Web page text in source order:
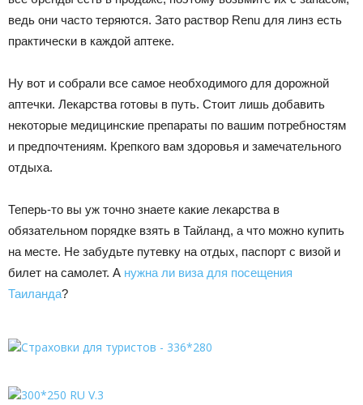
ведь они часто теряются. Зато раствор Renu для линз есть
практически в каждой аптеке.
Ну вот и собрали все самое необходимого для дорожной
аптечки. Лекарства готовы в путь. Стоит лишь добавить
некоторые медицинские препараты по вашим потребностям
и предпочтениям. Крепкого вам здоровья и замечательного
отдыха.
Теперь-то вы уж точно знаете какие лекарства в
обязательном порядке взять в Тайланд, а что можно купить
на месте. Не забудьте путевку на отдых, паспорт с визой и
билет на самолет. А нужна ли виза для посещения
Таиланда?